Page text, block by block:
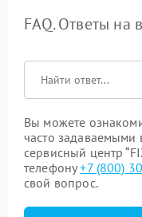
FAQ. Ответы на
Вы можете
часто задаваемыми
сервисный центр
телефону+7 (800)
свой вопрос.